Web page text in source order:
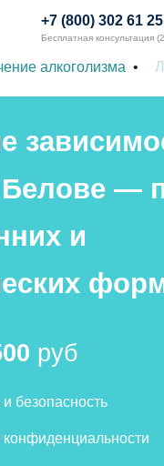
+7 (800) 302 61 25
Бесплатная консультация
алкоголизма
Белове —
и
руб
и безопасность
конфиденциальности